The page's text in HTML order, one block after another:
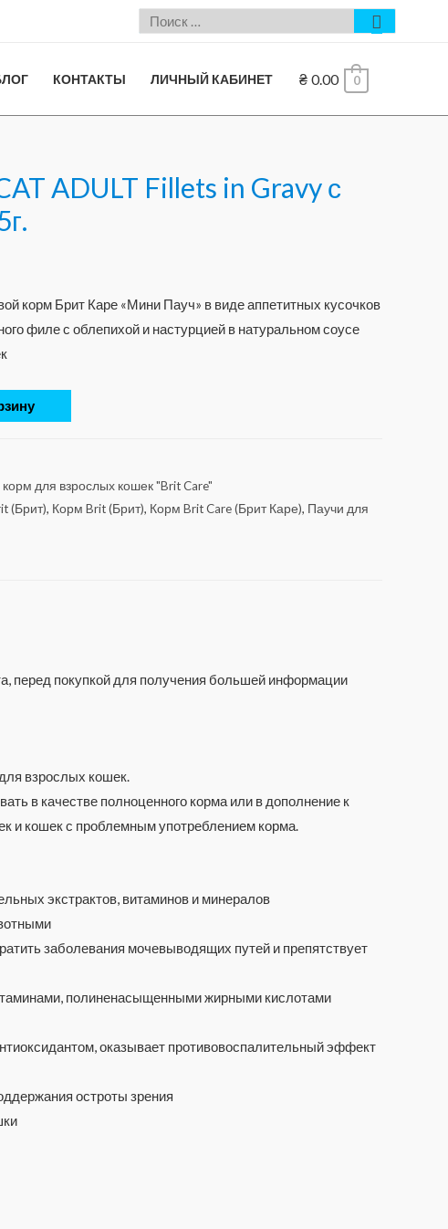
КОНТАКТЫ ЛИЧНЫЙ КАБИНЕТ ₴ 0.00 0
ADULT Fillets in Gravy с
корм Брит Каре «Мини Пауч» в виде аппетитных кусочков
филе с облепихой и настурцией в натуральном соусе
для взрослых кошек "Brit Care"
(Брит), Корм Brit (Брит), Корм Brit Care (Брит Каре), Паучи для
перед покупкой для получения большей информации
взрослых кошек.
в качестве полноценного корма или в дополнение к
и кошек с проблемным употреблением корма.
экстрактов, витаминов и минералов
заболевания мочевыводящих путей и препятствует
полиненасыщенными жирными кислотами
оказывает противовоспалительный эффект
остроты зрения